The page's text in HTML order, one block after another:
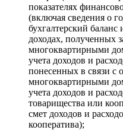
показателях
(включая сведения о
бухгалтерский
доходах, полученных
многоквартирными
учета доходов и
понесенных в связи с
многоквартирными
учета доходов и
товарищества или
смет доходов и
кооператива);